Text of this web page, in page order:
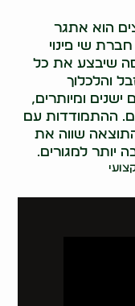
הוא אתגר
שי פינוי
שיבצע את כל
והלכלוך
ישנים ומיותרים,
ההתמודדות עם
שווה את
יותר למגורים.